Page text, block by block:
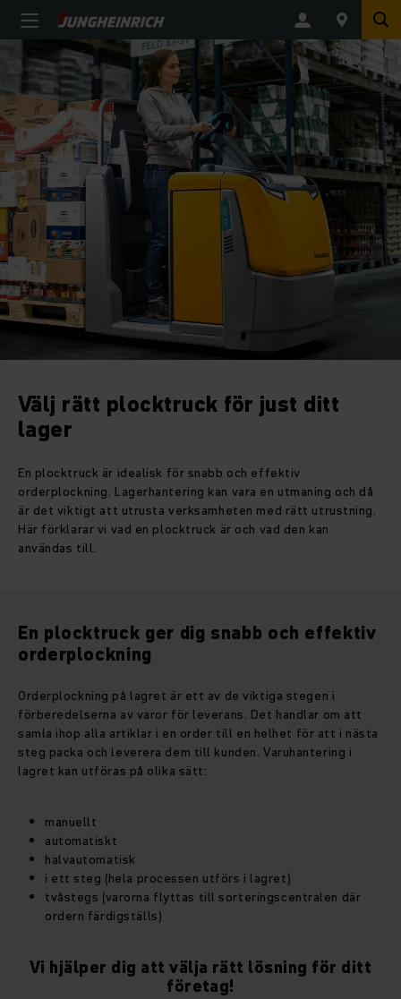
Välj rätt plocktruck för just ditt
lager
En plocktruck är idealisk för snabb och effektiv
orderplockning. Lagerhantering kan vara en utmaning och då
är det viktigt att utrusta verksamheten med rätt utrustning.
Här förklarar vi vad en plocktruck är och vad den kan
användas till.
En plocktruck ger dig snabb och effektiv
orderplockning
Orderplockning på lagret är ett av de viktiga stegen i
förberedelserna av varor för leverans. Det handlar om att
samla ihop alla artiklar i en order till en helhet för att i nästa
steg packa och leverera dem till kunden. Varuhantering i
lagret kan utföras på olika sätt:
manuellt
automatiskt
halvautomatisk
i ett steg (hela processen utförs i lagret)
tvåstegs (varorna flyttas till sorteringscentralen där
ordern färdigställs)
Vi hjälper dig att välja rätt lösning för ditt
företag!